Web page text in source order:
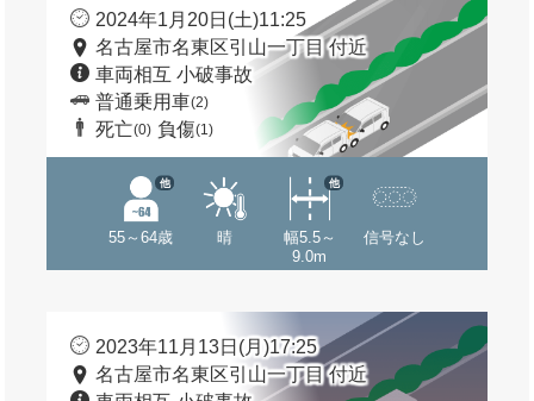
2024年1月20日(土)11:25
名古屋市名東区引山一丁目 付近
車両相互 小破事故
普通乗用車(2)
死亡(0) 負傷(1)
55～64歳
他
晴
幅5.5～
9.0m
他
信号なし
2023年11月13日(月)17:25
名古屋市名東区引山一丁目 付近